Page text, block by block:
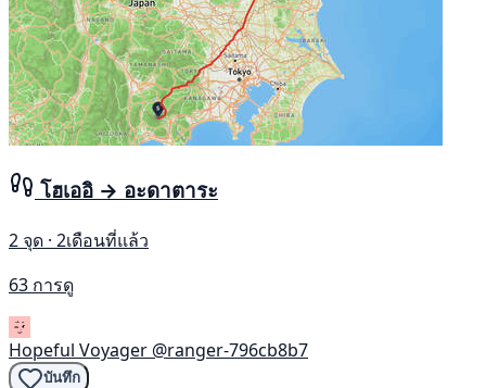
โฮเออิ → อะดาตาระ
2 จุด · 2เดือนที่แล้ว
63 การดู
Hopeful Voyager @ranger-796cb8b7
บันทึก